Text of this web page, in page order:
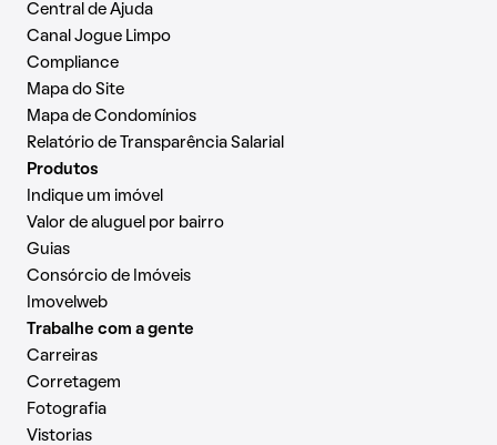
Central de Ajuda
Canal Jogue Limpo
Compliance
Mapa do Site
Mapa de Condomínios
Relatório de Transparência Salarial
Produtos
Indique um imóvel
Valor de aluguel por bairro
Guias
Consórcio de Imóveis
Imovelweb
Trabalhe com a gente
Carreiras
Corretagem
Fotografia
Vistorias